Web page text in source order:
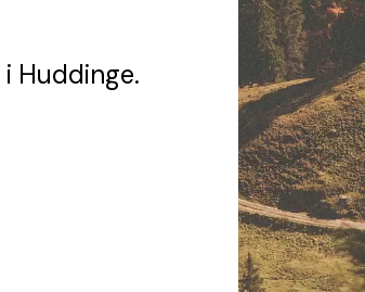
i Huddinge.